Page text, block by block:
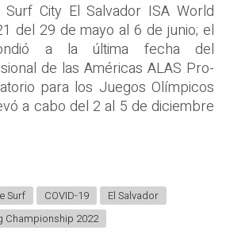
City El Salvador ISA World
del 29 de mayo al 6 de junio; el
a la última fecha del
de las Américas ALAS Pro-
para los Juegos Olímpicos
a cabo del 2 al 5 de diciembre
Surf COVID-19
El Salvador
Championship 2022